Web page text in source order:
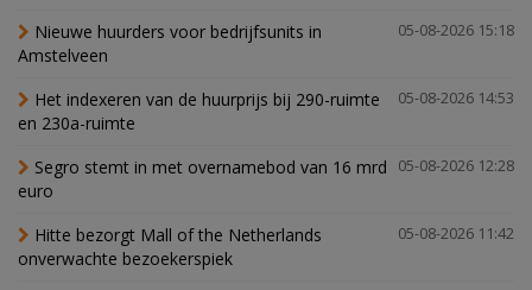
05-08-2026 15:18
Nieuwe huurders voor bedrijfsunits in
Amstelveen
05-08-2026 14:53
Het indexeren van de huurprijs bij 290-ruimte
en 230a-ruimte
05-08-2026 12:28
Segro stemt in met overnamebod van 16 mrd
euro
05-08-2026 11:42
Hitte bezorgt Mall of the Netherlands
onverwachte bezoekerspiek